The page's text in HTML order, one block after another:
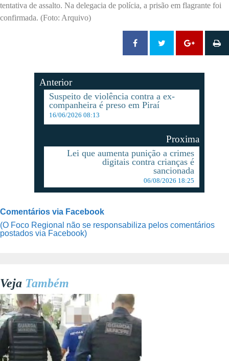
tentativa de assalto. Na delegacia de polícia, a prisão em flagrante foi
confirmada. (Foto: Arquivo)
Anterior
Suspeito de violência contra a ex-
companheira é preso em Piraí
16/06/2026 08:13
Proxima
Lei que aumenta punição a crimes
digitais contra crianças é
sancionada
06/08/2026 18:25
Comentários via Facebook
(O Foco Regional não se responsabiliza pelos comentários
postados via Facebook)
Veja Também